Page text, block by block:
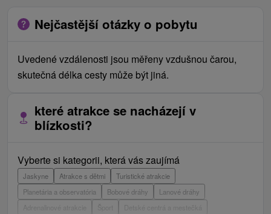
Nejčastější otázky o pobytu
Uvedené vzdálenosti jsou měřeny vzdušnou čarou,
skutečná délka cesty může být jiná.
které atrakce se nacházejí v
blízkosti?
Vyberte si kategorii, která vás zaujímá
Jaskyne Atrakce s dětmi
Turistické atrakcie
Planetária a observatória
Bobové dráhy
Lanové dráhy
Adrenalinové atrakcie
Detské centrá a mestečká